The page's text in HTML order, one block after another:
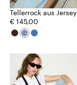
Tellerrock aus Jersey
€ 145,00